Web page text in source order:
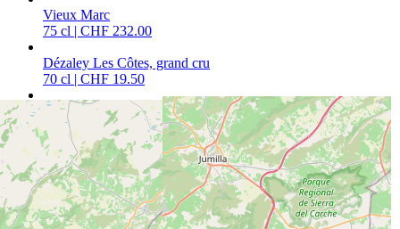
Vieux Marc
75 cl | CHF 232.00
Dézaley Les Côtes, grand cru
70 cl | CHF 19.50
Monte Secco, extra dry
75 cl | CHF 29.50
CAVETTA VINOTHEK PFÄFFIKON
Churerstrasse 64
8808 Pfäffikon SZ
T+41 55 420 11 44